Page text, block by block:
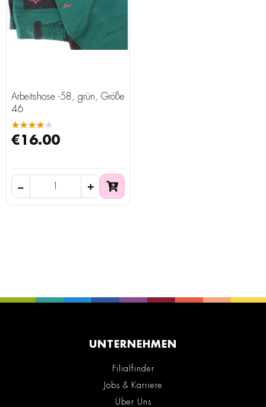
Arbeitshose -58, grün, Größe
46
★★★★★
€16.00
UNTERNEHMEN
Filialfinder
Jobs & Karriere
Über Uns